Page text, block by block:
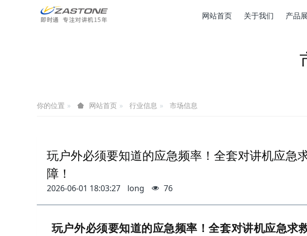
网站首页 关于我们 产品
你的位置 网站首页 行业信息 市场信息
玩户外必须要知道的应急频率！全套对讲机应急
障！
2026-06-01 18:03:27 long 76
玩户外必须要知道的应急频率！全套对讲机应急求